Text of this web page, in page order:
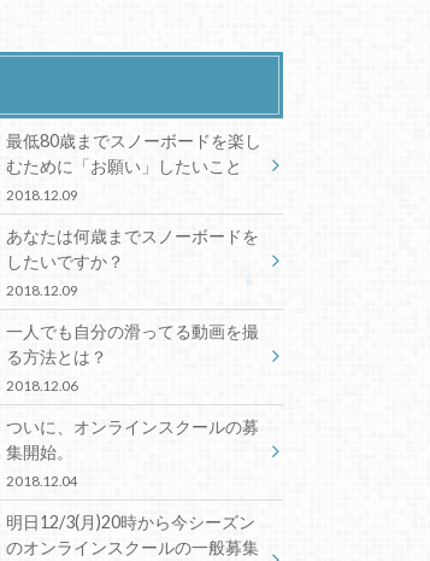
最低80歳までスノーボードを楽し
むために「お願い」したいこと
2018.12.09
あなたは何歳までスノーボードを
したいですか？
2018.12.09
一人でも自分の滑ってる動画を撮
る方法とは？
2018.12.06
ついに、オンラインスクールの募
集開始。
2018.12.04
明日12/3(月)20時から今シーズン
のオンラインスクールの一般募集